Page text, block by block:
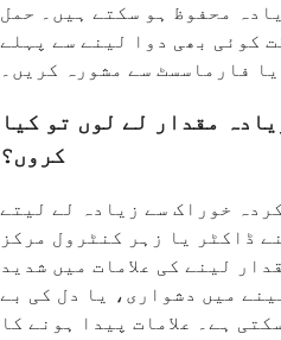
محفوظ ہو سکتے ہیں۔ حمل
کوئی بھی دوا لینے سے پہلے
فارماسسٹ سے مشورہ کریں۔
مقدار لے لوں تو کیا
کروں؟
خوراک سے زیادہ لے لیتے
ڈاکٹر یا زہر کنٹرول مرکز
لینے کی علامات میں شدید
میں دشواری، یا دل کی بے
ہے۔ علامات پیدا ہونے کا